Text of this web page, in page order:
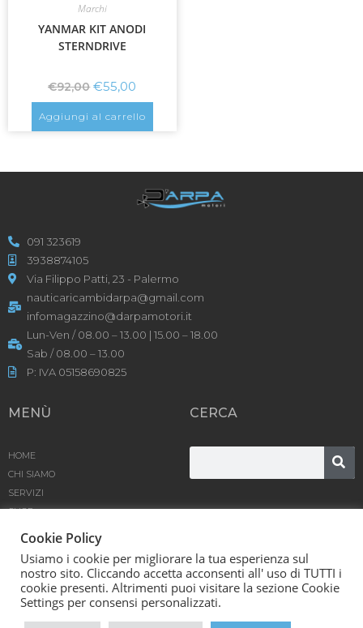
Marchi
YANMAR KIT ANODI
STERNDRIVE
€92,00 €55,00
Aggiungi al carrello
091 323619
3938874105
Via Filippo Patti, 23 - Palermo
nauticaricambidarpa@gmail.com
infomagazzino@darpamotori.it
Lun-Ven / 08.00 – 13.00 | 15.00 – 18.00
Sab / 08.00 – 13.00
P: IVA 05158690825
MENÙ
HOME
CHI SIAMO
SERVIZI
SHOP
CONTATTACI
CERCA
D’Arpa Motori SRL © [year] | Powered by
Cookie Policy
Usiamo i cookie per migliorare la tua esperienza sul
nostro sito. Cliccando accetta acconsenti all' uso di TUTTI i
cookie presenti. Altrimenti puoi visitare la sezione Cookie
Settings per consensi personalizzati.